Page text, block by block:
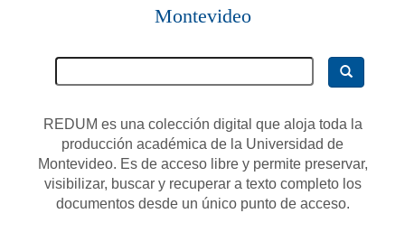
Montevideo
REDUM es una colección digital que aloja toda la
producción académica de la Universidad de
Montevideo. Es de acceso libre y permite preservar,
visibilizar, buscar y recuperar a texto completo los
documentos desde un único punto de acceso.